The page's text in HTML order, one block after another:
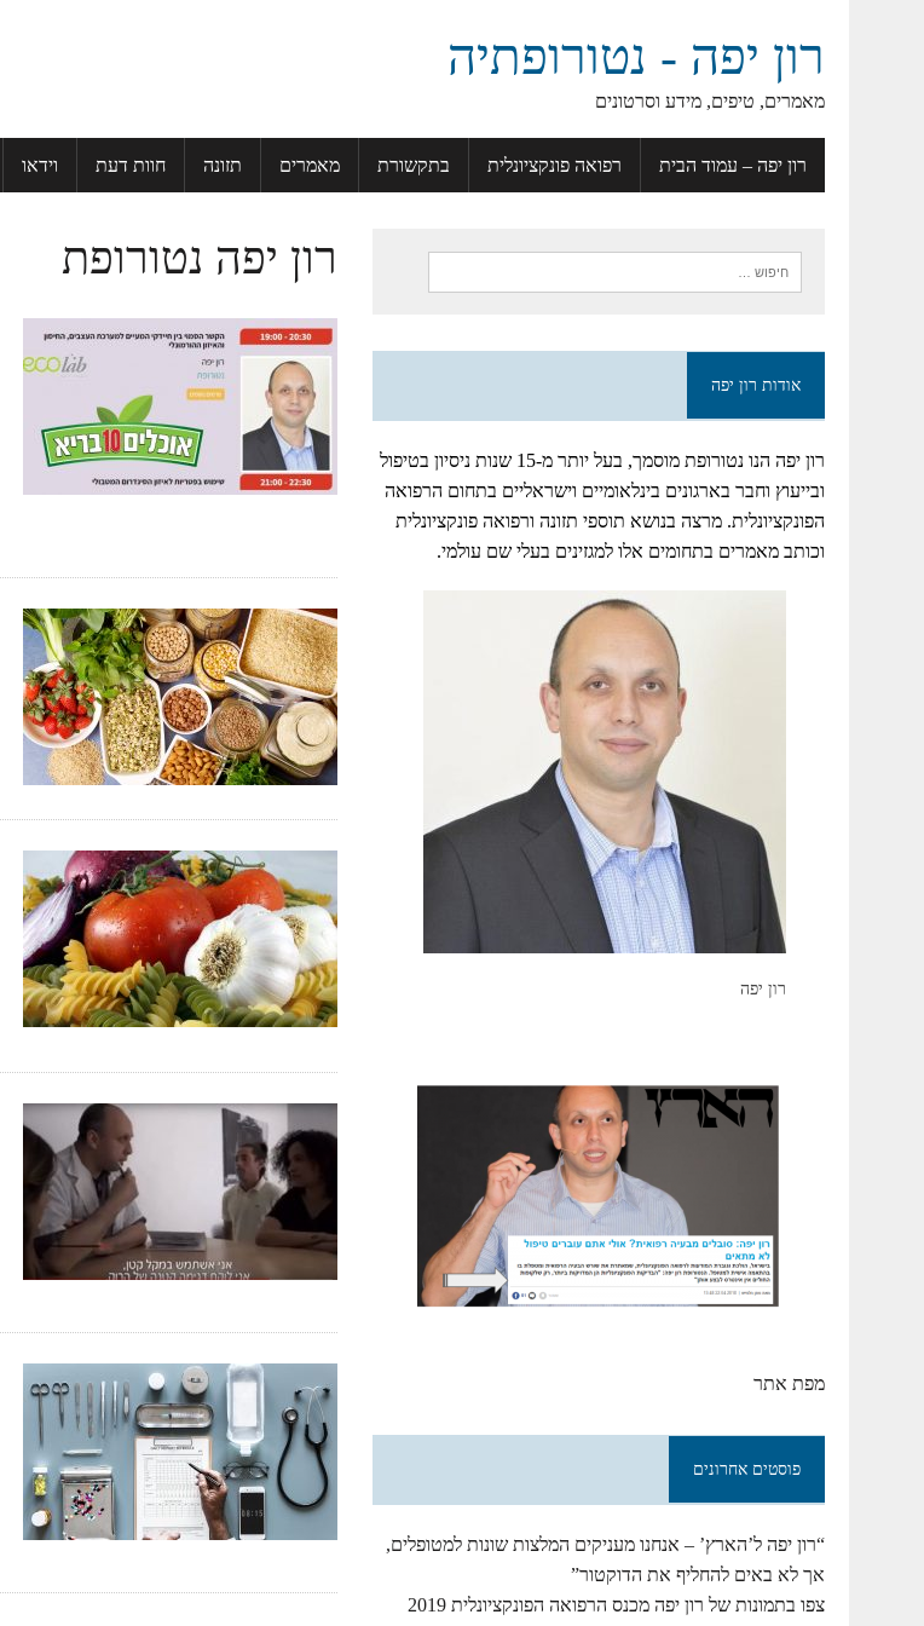
רון יפה - נטורופתיה
מאמרים, טיפים, מידע וסרטונים
רון יפה – עמוד הבית רפואה פונקציונלית בתקשורת מאמרים תזונה חוות דעת וידאו
רון יפה נטורופת
אודות רון יפה
רון יפה הנו נטורופת מוסמך, בעל יותר מ-15 שנות ניסיון בטיפול
ובייעוץ וחבר בארגונים בינלאומיים וישראליים בתחום הרפואה
הפונקציונלית. מרצה בנושא תוספי תזונה ורפואה פונקציונלית
וכותב מאמרים בתחומים אלו למגזינים בעלי שם עולמי.
רון יפה
מפת אתר
פוסטים אחרונים
“רון יפה ל’הארץ’ – אנחנו מעניקים המלצות שונות למטופלים,
אך לא באים להחליף את הדוקטור”
צפו בתמונות של רון יפה מכנס הרפואה הפונקציונלית 2019